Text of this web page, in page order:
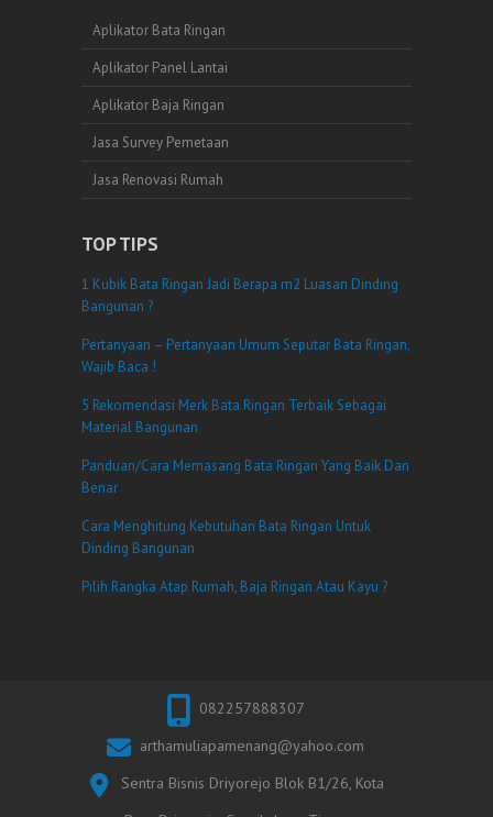
Aplikator Bata Ringan
Aplikator Panel Lantai
Aplikator Baja Ringan
Jasa Survey Pemetaan
Jasa Renovasi Rumah
TOP TIPS
1 Kubik Bata Ringan Jadi Berapa m2 Luasan Dinding
Bangunan ?
Pertanyaan – Pertanyaan Umum Seputar Bata Ringan,
Wajib Baca !
5 Rekomendasi Merk Bata Ringan Terbaik Sebagai
Material Bangunan
Panduan/Cara Memasang Bata Ringan Yang Baik Dan
Benar
Cara Menghitung Kebutuhan Bata Ringan Untuk
Dinding Bangunan
Pilih Rangka Atap Rumah, Baja Ringan Atau Kayu ?
082257888307
arthamuliapamenang@yahoo.com
Sentra Bisnis Driyorejo Blok B1/26, Kota